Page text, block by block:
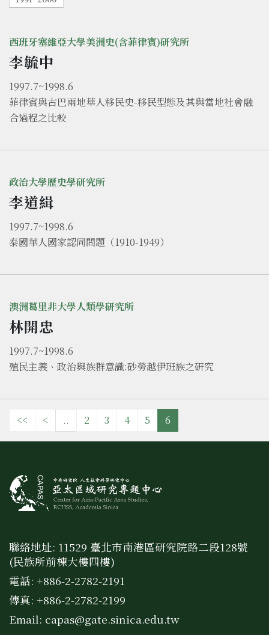
西班牙塞維亞大學美洲史(含菲律賓)研究所
李毓中
1997.7~1998.6
菲律賓與古巴兩地華人移民史-移民型態及其與當地社會融
合過程之比較
政治大學歷史學研究所
李道緝
1997.7~1998.6
泰國華人國家認同問題（1910-1949）
澳洲葛里非大學人類學研究所
林開忠
1997.7~1998.6
殖民主義、政治與族群意識:砂勞越伊班族之研究
<< < .. 2 3 4 5 6
聯絡地址: 11529 臺北市南港區研究院路二段128號
(民族所前棟大樓四樓)
電話: +886-2-2782-2191
傳真: +886-2-2782-2199
Email: capas@gate.sinica.edu.tw